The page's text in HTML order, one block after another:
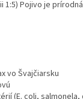
Pojivo je
vo Švajčiarsku